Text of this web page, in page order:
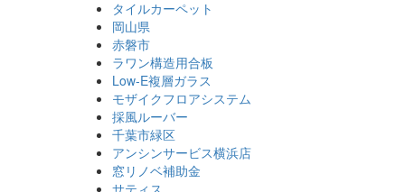
タイルカーペット
岡山県
赤磐市
ラワン構造用合板
Low-E複層ガラス
モザイクフロアシステム
採風ルーバー
千葉市緑区
アンシンサービス横浜店
窓リノベ補助金
サティス